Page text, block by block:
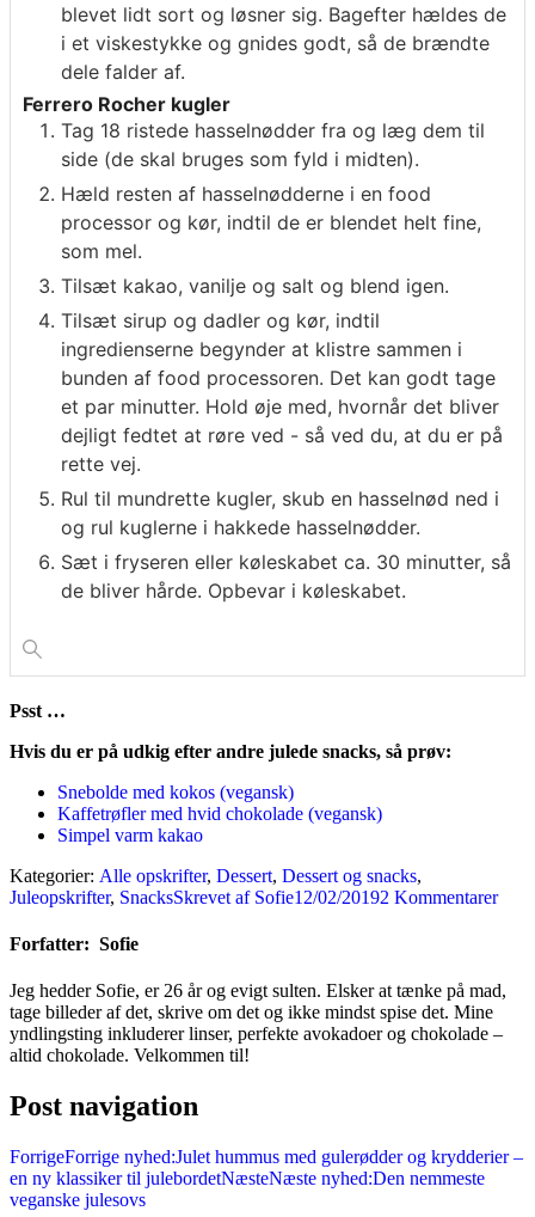
blevet lidt sort og løsner sig. Bagefter hældes de
i et viskestykke og gnides godt, så de brændte
dele falder af.
Ferrero Rocher kugler
Tag 18 ristede hasselnødder fra og læg dem til
side (de skal bruges som fyld i midten).
Hæld resten af hasselnødderne i en food
processor og kør, indtil de er blendet helt fine,
som mel.
Tilsæt kakao, vanilje og salt og blend igen.
Tilsæt sirup og dadler og kør, indtil
ingredienserne begynder at klistre sammen i
bunden af food processoren. Det kan godt tage
et par minutter. Hold øje med, hvornår det bliver
dejligt fedtet at røre ved - så ved du, at du er på
rette vej.
Rul til mundrette kugler, skub en hasselnød ned i
og rul kuglerne i hakkede hasselnødder.
Sæt i fryseren eller køleskabet ca. 30 minutter, så
de bliver hårde. Opbevar i køleskabet.
Psst …
Hvis du er på udkig efter andre julede snacks, så prøv:
Snebolde med kokos (vegansk)
Kaffetrøfler med hvid chokolade (vegansk)
Simpel varm kakao
Kategorier: Alle opskrifter, Dessert, Dessert og snacks,
Juleopskrifter, SnacksSkrevet af Sofie12/02/20192 Kommentarer
Forfatter: Sofie
Jeg hedder Sofie, er 26 år og evigt sulten. Elsker at tænke på mad,
tage billeder af det, skrive om det og ikke mindst spise det. Mine
yndlingsting inkluderer linser, perfekte avokadoer og chokolade –
altid chokolade. Velkommen til!
Post navigation
ForrigeForrige nyhed:Julet hummus med gulerødder og krydderier –
en ny klassiker til julebordetNæsteNæste nyhed:Den nemmeste
veganske julesovs